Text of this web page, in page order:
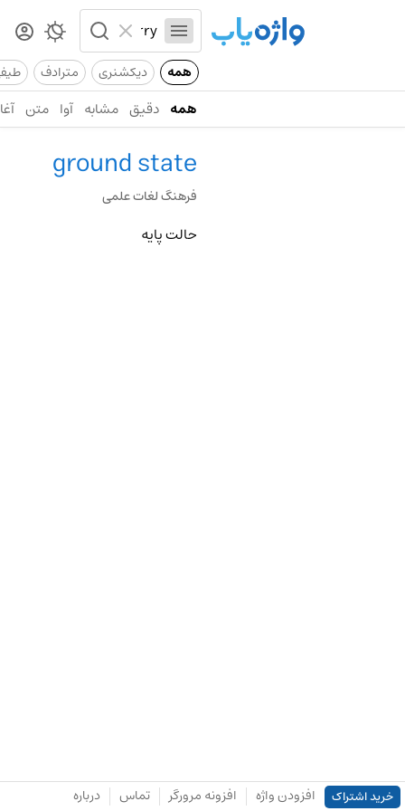
همه دیکشنری مترادف
همه دقیق مشابه آوا متن
ground state
فرهنگ لغات علمی
حالت پایه
خرید اشتراک افزودن واژه افزونه مرورگر تماس درباره